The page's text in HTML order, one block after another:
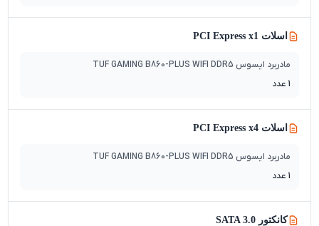
اسلات PCI Express x1
مادربرد ایسوس TUF GAMING B860-PLUS WIFI DDR5
1 عدد
اسلات PCI Express x4
مادربرد ایسوس TUF GAMING B860-PLUS WIFI DDR5
1 عدد
کانکتور SATA 3.0